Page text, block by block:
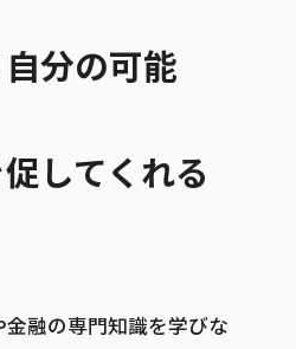
リア採用
分の可能
してくれる
融の専門知識を学びな